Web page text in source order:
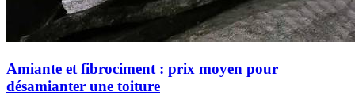
Amiante et fibrociment : prix moyen pour
désamianter une toiture